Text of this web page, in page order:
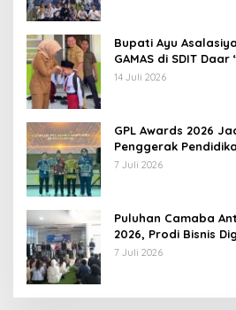
Bupati Ayu
GAMAS di SDIT Daar
14 Juli 2026
GPL Awards 2026
Penggerak
7 Juli 2026
Puluhan Camaba
2026, Prodi Bisnis
IIB Darmajaya
7 Juli 2026